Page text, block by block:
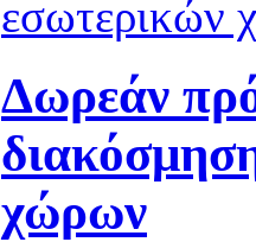
Δωρεάν
χώρων